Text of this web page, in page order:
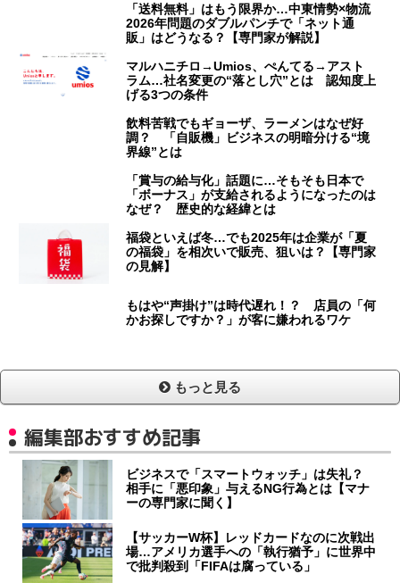
「送料無料」はもう限界か…中東情勢×物流
2026年問題のダブルパンチで「ネット通
販」はどうなる？【専門家が解説】
マルハニチロ→Umios、ぺんてる→アスト
ラム…社名変更の“落とし穴”とは 認知度上
げる3つの条件
飲料苦戦でもギョーザ、ラーメンはなぜ好
調？ 「自販機」ビジネスの明暗分ける“境
界線”とは
「賞与の給与化」話題に…そもそも日本で
「ボーナス」が支給されるようになったのは
なぜ？ 歴史的な経緯とは
福袋といえば冬…でも2025年は企業が「夏
の福袋」を相次いで販売、狙いは？【専門家
の見解】
もはや“声掛け”は時代遅れ！？ 店員の「何
かお探しですか？」が客に嫌われるワケ
もっと見る
編集部おすすめ記事
ビジネスで「スマートウォッチ」は失礼？
相手に「悪印象」与えるNG行為とは【マナ
ーの専門家に聞く】
【サッカーW杯】レッドカードなのに次戦出
場…アメリカ選手への「執行猶予」に世界中
で批判殺到「FIFAは腐っている」